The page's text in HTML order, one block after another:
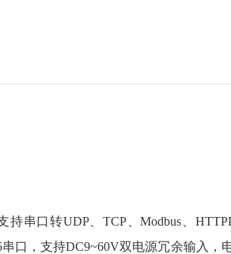
串口转UDP、TCP、Modbus、
口，支持DC9~60V双电源冗余输入